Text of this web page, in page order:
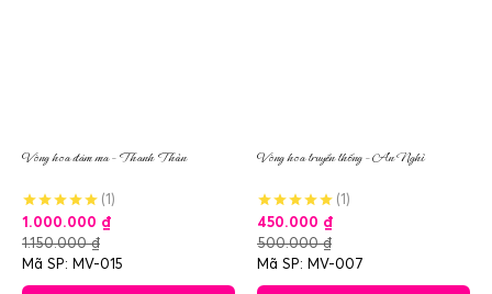
Vòng hoa đám ma – Thanh Thản
(1)
1.000.000 ₫
1.150.000₫
Mã SP: MV-015
Vòng hoa truyền thống – An Nghỉ
(1)
450.000 ₫
500.000₫
Mã SP: MV-007